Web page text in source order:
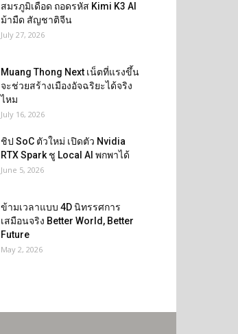
สมรภูมิเดือด ถอดรหัส Kimi K3 AI
ม้ามืด สัญชาติจีน
July 27, 2026
Muang Thong Next เน็ตที่แรงขึ้น
จะช่วยสร้างเมืองอัจฉริยะได้จริง
ไหม
July 16, 2026
ชิป SoC ตัวใหม่ เปิดตัว Nvidia
RTX Spark ชู Local AI พกพาได้
June 5, 2026
ข้ามเวลาแบบ 4D นิทรรศการ
เสมือนจริง Better World, Better
Future
May 2, 2026